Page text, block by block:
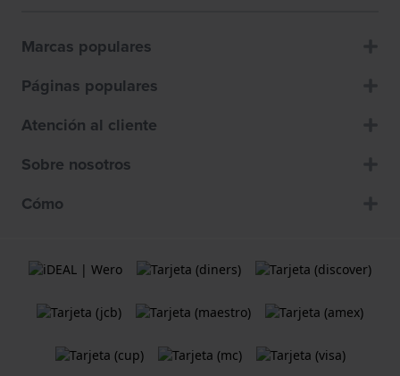
Marcas populares
Páginas populares
Atención al cliente
Sobre nosotros
Cómo